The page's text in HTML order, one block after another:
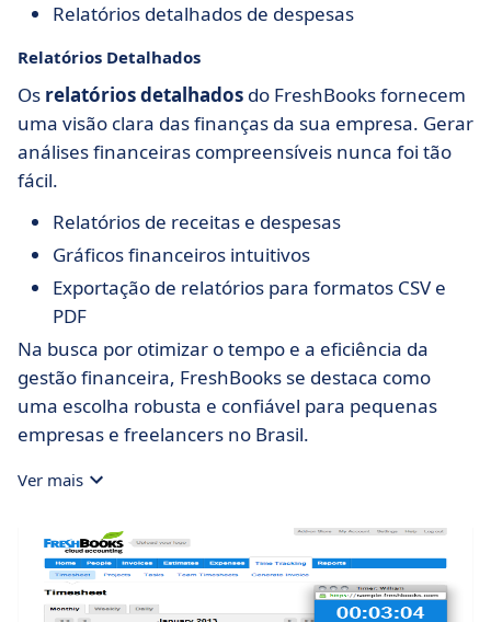
Relatórios detalhados de despesas
Relatórios Detalhados
Os relatórios detalhados do FreshBooks fornecem
uma visão clara das finanças da sua empresa. Gerar
análises financeiras compreensíveis nunca foi tão
fácil.
Relatórios de receitas e despesas
Gráficos financeiros intuitivos
Exportação de relatórios para formatos CSV e
PDF
Na busca por otimizar o tempo e a eficiência da
gestão financeira, FreshBooks se destaca como
uma escolha robusta e confiável para pequenas
empresas e freelancers no Brasil.
Ver mais